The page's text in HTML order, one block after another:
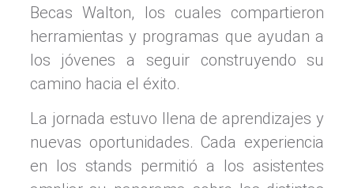
Becas Walton, los cuales compartieron
herramientas y programas que ayudan a
los jóvenes a seguir construyendo su
camino hacia el éxito.
La jornada estuvo llena de aprendizajes y
nuevas oportunidades. Cada experiencia
en los stands permitió a los asistentes